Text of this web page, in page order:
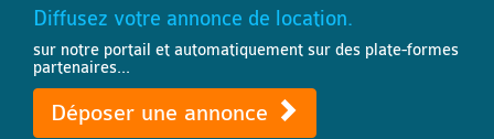
Diffusez votre annonce de location.
sur notre portail et automatiquement sur des plate-formes
partenaires...
Déposer une annonce